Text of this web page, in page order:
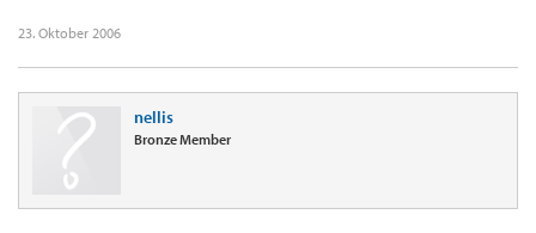
23. Oktober 2006
nellis
Bronze Member